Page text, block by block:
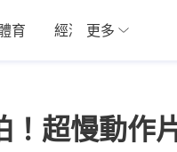
育 經濟 01深圳
更多
超慢動作